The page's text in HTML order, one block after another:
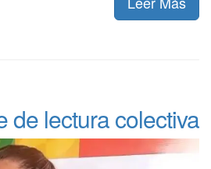
de lectura colectiva